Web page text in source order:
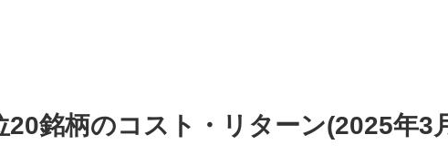
20銘柄のコスト・リターン(2025年3